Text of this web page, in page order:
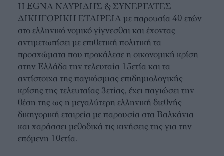
H EGNA ΝΑΥΡΙΔΗΣ & ΣΥΝΕΡΓΑΤΕΣ
ΔΙΚΗΓΟΡΙΚΗ ΕΤΑΙΡΕΙΑ με παρουσία 40 ετών
στο ελληνικό νομικό γίγνεσθαι και έχοντας
αντιμετωπίσει με επιθετική πολιτική τα
προσχώματα που προκάλεσε η οικονομική κρίση
στην Ελλάδα την τελευταία 15ετία και τα
αντίστοιχα της παγκόσμιας επιδημιολογικής
κρίσης της τελευταίας 3ετίας, έχει παγιώσει την
θέση της ως η μεγαλύτερη ελληνική διεθνής
δικηγορική εταιρεία με παρουσία στα Βαλκάνια
και χαράσσει μεθοδικά τις κινήσεις της για την
επόμενη 10ετία.